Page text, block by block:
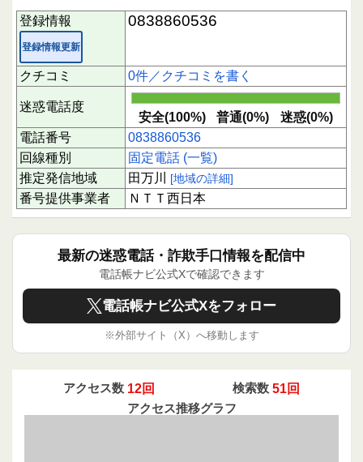
登録情報
登録情報更新
0838860536
クチコミ 0件／クチコミを書く
迷惑電話度
安全(100%) 普通(0%)
迷惑(0%)
電話番号
0838860536
回線種別
固定電話 (一覧)
推定発信地域
田万川 [地域の詳細]
番号提供事業者 ＮＴＴ西日本
最新の迷惑電話・詐欺手口情報を配信中
電話帳ナビ公式Xで確認できます
電話帳ナビ公式Xをフォロー
※外部サイト（X）へ移動します
アクセス数 12回 検索数 51回
アクセス推移グラフ